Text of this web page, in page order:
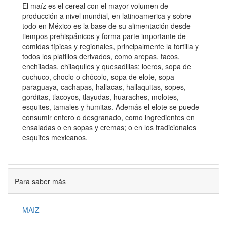
El maíz es el cereal con el mayor volumen de
producción a nivel mundial, en latinoamerica y sobre
todo en México es la base de su alimentación desde
tiempos prehispánicos y forma parte importante de
comidas típicas y regionales, principalmente la tortilla y
todos los platillos derivados, como arepas, tacos,
enchiladas, chilaquiles y quesadillas; locros, sopa de
cuchuco, choclo o chócolo, sopa de elote, sopa
paraguaya, cachapas, hallacas, hallaquitas, sopes,
gorditas, tlacoyos, tlayudas, huaraches, molotes,
esquites, tamales y humitas. Además el elote se puede
consumir entero o desgranado, como ingredientes en
ensaladas o en sopas y cremas; o en los tradicionales
esquites mexicanos.
Para saber más
MAIZ